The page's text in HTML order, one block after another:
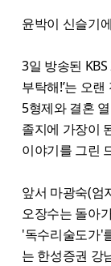
윤박이 신슬기
3일 방송된
부탁해!’는 오
5형제와 결혼
졸지에 가장이
이야기를 그린
앞서 마광숙(엄
오장수는 돌아
'독수리술도가'
는 한성증권 강